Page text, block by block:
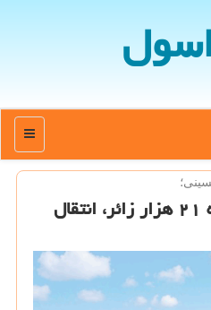
منو
عرضه خدمات سرپایی به ۲۱ هزار زائر، انتقال